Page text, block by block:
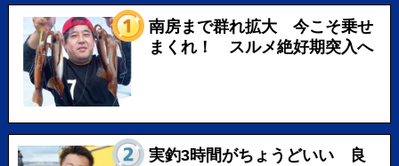
南房まで群れ拡大 今こそ乗せ
まくれ！ スルメ絶好期突入へ
実釣3時間がちょうどいい 良